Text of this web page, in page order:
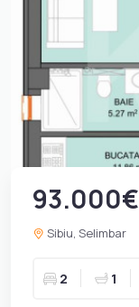
93.000€
Sibiu, Selimbar
2 1